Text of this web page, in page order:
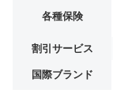
各種保険
割引サービス
国際ブランド